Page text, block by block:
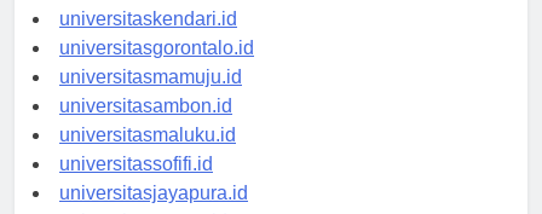
universitasmakassar.id
universitaskendari.id
universitasgorontalo.id
universitasmamuju.id
universitasambon.id
universitasmaluku.id
universitassofifi.id